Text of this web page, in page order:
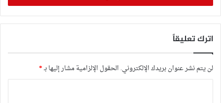
اترك تعليقاً
لن يتم نشر عنوان بريدك الإلكتروني. الحقول الإلزامية مشار إليها بـ*